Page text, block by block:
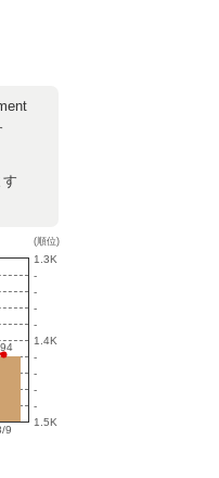
94
94
9
(順位)
1.3K
-
-
-
-
1.4K
-
-
-
-
1.5K